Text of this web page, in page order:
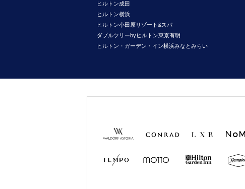
ヒルトン成田
ヒルトン横浜
ヒルトン小田原リゾート&スパ
ダブルツリーbyヒルトン東京有明
ヒルトン・ガーデン・イン横浜みなとみらい
Astoria
Hotels &
Hotels &
Resorts
Garden
Inn
by
Hilton